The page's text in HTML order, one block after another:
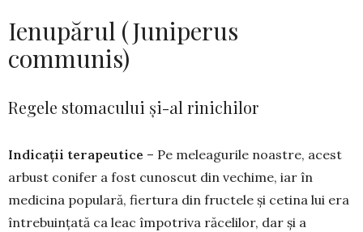
Ienupărul (Juniperus
communis)
Regele stomacului și-al rinichilor
Indicații terapeutice – Pe meleagurile noas­tre, acest
arbust conifer a fost cunoscut din vechi­me, iar în
medicina populară, fiertura din fructele și cetina lui era
întrebuințată ca leac împotriva răce­lilor, dar și a